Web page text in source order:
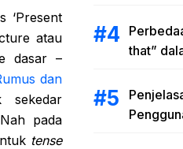
‘Present
atau
dasar –
dan
sekedar
pada
tense
that”
Contoh